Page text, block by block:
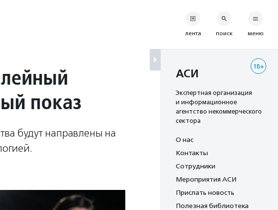
показ
будут направлены на
лента поиск меню
18+
АСИ
Экспертная организация
и информационное
агентство некоммерческого
сектора
О нас
Контакты
Сотрудники
Мероприятия АСИ
Прислать новость
Полезная библиотека